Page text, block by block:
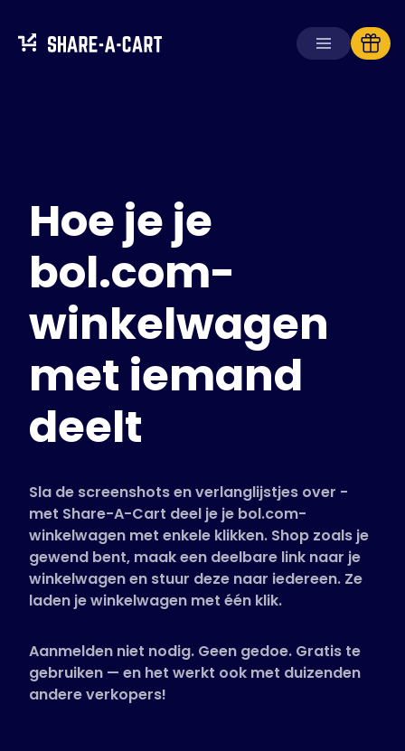
Oplossingen
Voor consumenten
Voor scholen
Voor ondernemingen
HaalPlus+
Inloggen
Nederlands (Dutch)
Hoe je je
bol.com-
winkelwagen
met iemand
deelt
Sla de screenshots en verlanglijstjes over -
met Share-A-Cart deel je je bol.com-
winkelwagen met enkele klikken. Shop zoals je
gewend bent, maak een deelbare link naar je
winkelwagen en stuur deze naar iedereen. Ze
laden je winkelwagen met één klik.
Aanmelden niet nodig. Geen gedoe. Gratis te
gebruiken — en het werkt ook met duizenden
andere verkopers!